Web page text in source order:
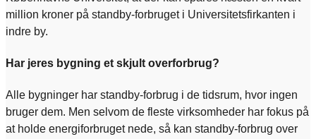
million kroner på standby-forbruget i Universitetsfirkanten i
indre by.
Har jeres bygning et skjult overforbrug?
Alle bygninger har standby-forbrug i de tidsrum, hvor ingen
bruger dem. Men selvom de fleste virksomheder har fokus på
at holde energiforbruget nede, så kan standby-forbrug over